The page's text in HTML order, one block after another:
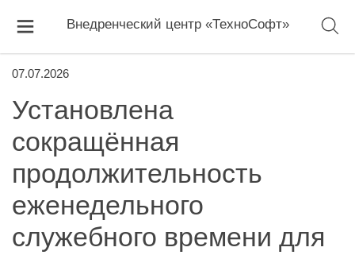
Внедренческий центр «ТехноСофт»
07.07.2026
Установлена
сокращённая
продолжительность
еженедельного
служебного времени для